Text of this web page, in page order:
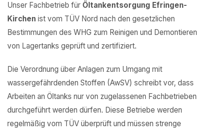
Unser Fachbetrieb für Öltankentsorgung Efringen-
Kirchen ist vom TÜV Nord nach den gesetzlichen
Bestimmungen des WHG zum Reinigen und Demontieren
von Lagertanks geprüft und zertifiziert.
Die Verordnung über Anlagen zum Umgang mit
wassergefährdenden Stoffen (AwSV) schreibt vor, dass
Arbeiten an Öltanks nur von zugelassenen Fachbetrieben
durchgeführt werden dürfen. Diese Betriebe werden
regelmäßig vom TÜV überprüft und müssen strenge